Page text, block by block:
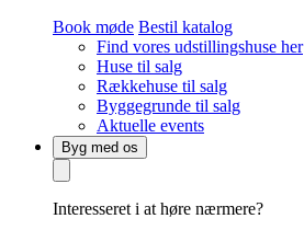
Book møde Bestil katalog
Find vores udstillingshuse her
Huse til salg
Rækkehuse til salg
Byggegrunde til salg
Aktuelle events
Byg med os
Interesseret i at høre nærmere?